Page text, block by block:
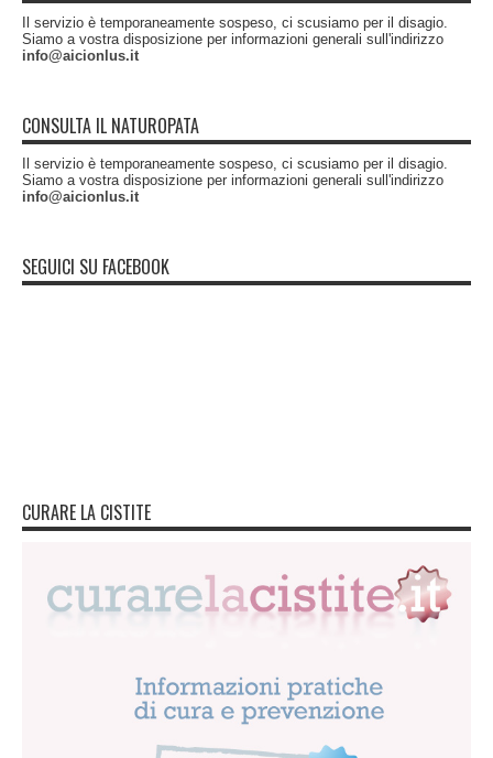
Il servizio è temporaneamente sospeso, ci scusiamo per il disagio.
Siamo a vostra disposizione per informazioni generali sull'indirizzo
info@aicionlus.it
CONSULTA IL NATUROPATA
Il servizio è temporaneamente sospeso, ci scusiamo per il disagio.
Siamo a vostra disposizione per informazioni generali sull'indirizzo
info@aicionlus.it
SEGUICI SU FACEBOOK
CURARE LA CISTITE